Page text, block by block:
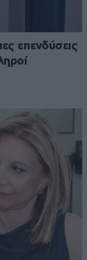
επενδύσεις